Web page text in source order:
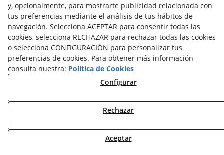
CONTÁCTANOS
DEVOLUCIONES
TRABAJA CON NOSOTROS
¿QUIENES SOMOS?
POLÍTICA DE PRIVACIDAD
DERECHO DESISITIMIENTO
CONDICIONES COMPRA
y, opcionalmente, para mostrarte publicidad relacionada con
tus preferencias mediante el análisis de tus hábitos de
navegación. Selecciona ACEPTAR para consentir todas las
cookies, selecciona RECHAZAR para rechazar todas las cookies
o selecciona CONFIGURACIÓN para personalizar tus
preferencias de cookies. Para obtener más información
consulta nuestra: Política de Cookies
Configurar
Rechazar
Aceptar